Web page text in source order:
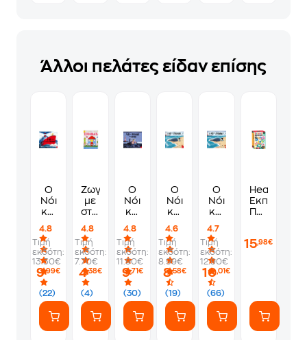
Άλλοι πελάτες είδαν επίσης
Ο
Νόι
και
σπουδαία
φάλαινα
4.8
(22)
Τιμή
εκδότη:
13.30€
9,99€
Ζωγραφίζω
με
στένσιλ-
4.8
(4)
Τιμή
εκδότη:
7.70€
4,38€
Ο
Νόι
και
φάλαινα
τον
χειμώνα
4.8
(30)
Τιμή
εκδότη:
11.90€
9,71€
Ο
Νόι
και
φάλαινα
(Board
book)
4.6
(19)
Τιμή
εκδότη:
8.99€
8,58€
Ο
Νόι
και
φάλαινα
4.7
(66)
Τιμή
εκδότη:
12.90€
10,01€
Headu
Παιχνίδι
15,98€